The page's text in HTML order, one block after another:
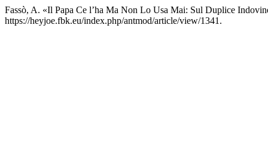
Fassò, A. «Il Papa Ce l’ha Ma Non Lo Usa Mai: Sul Duplice
https://heyjoe.fbk.eu/index.php/antmod/article/view/1341.